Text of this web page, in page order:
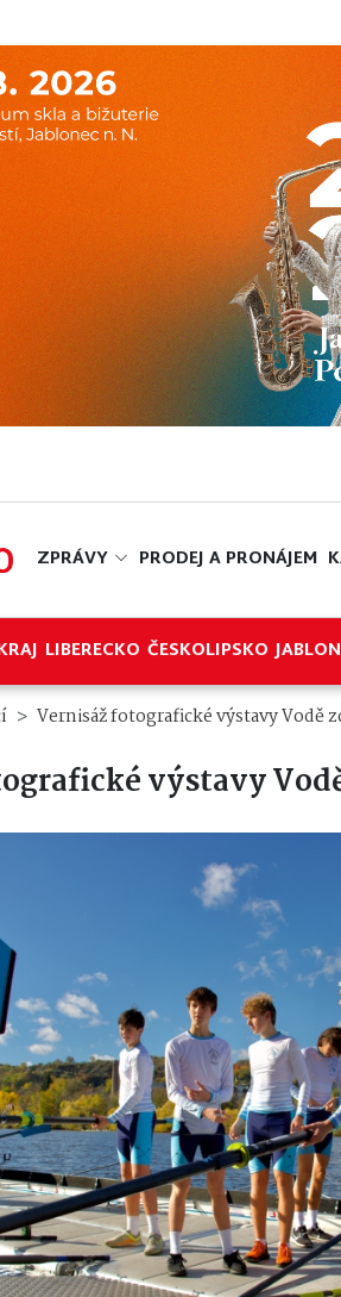
ZPRÁVY PRODEJ A PRONÁJEM
LIBERECKO ČESKOLIPSKO
Vernisáž fotografické výstavy Vodě
výstavy